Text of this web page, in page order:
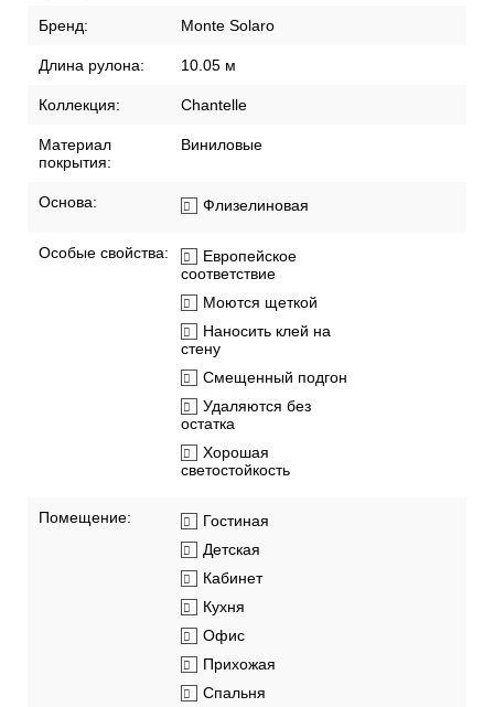
Бренд: Monte Solaro
Длина рулона: 10.05 м
Коллекция: Chantelle
Материал
покрытия:
Виниловые
Основа: Флизелиновая
Особые свойства:
Европейское
соответствие
Моются щеткой
Наносить клей на
стену
Смещенный подгон
Удаляются без
остатка
Хорошая
светостойкость
Помещение:
Гостиная
Детская
Кабинет
Кухня
Офис
Прихожая
Спальня